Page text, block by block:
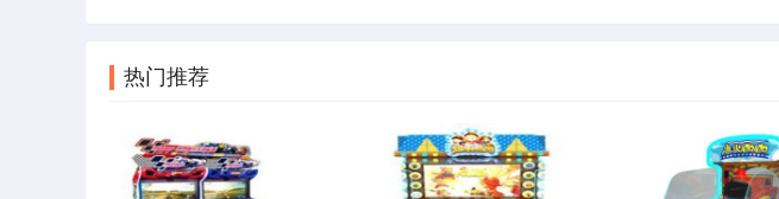
热门推荐